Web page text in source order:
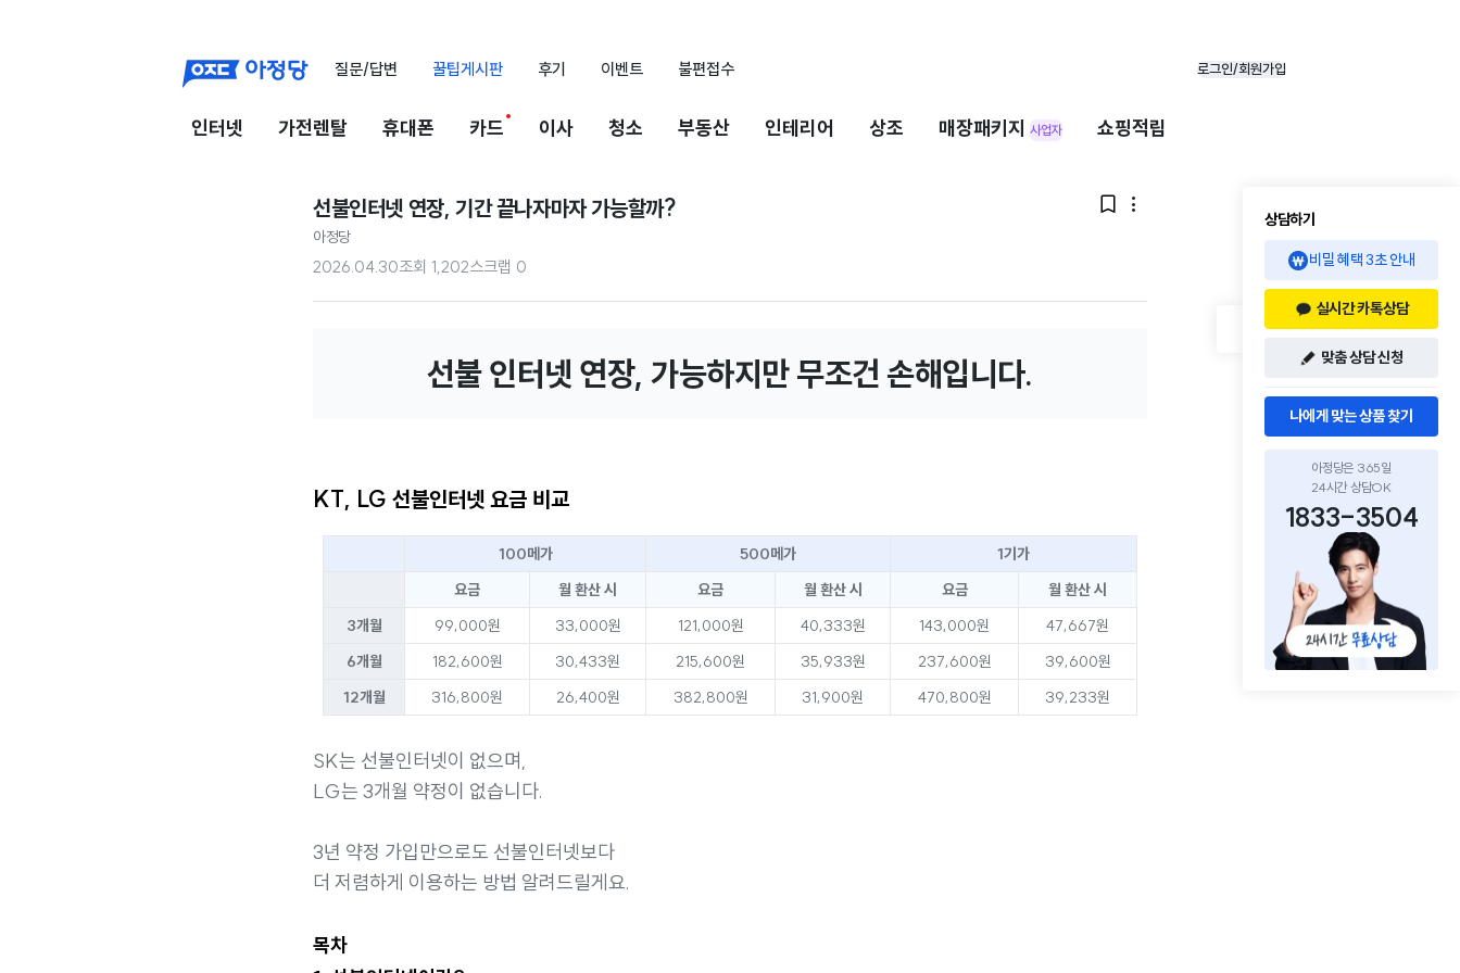
질문/답변 꿀팁게시판 후기 이벤트 불편접수 로그인/회원가입
인터넷 가전렌탈 휴대폰 카드 이사 청소 부동산 인테리어 상조 매장패키지 사업자 쇼핑적립
선불인터넷 연장, 기간 끝나자마자 가능할까?  
아정당
2026.04.30조회 1,202스크랩 0
선불 인터넷 연장, 가능하지만 무조건 손해입니다.
KT, LG 선불인터넷 요금 비교
100메가 500메가
1기가
요금
월 환산 시 요금 월 환산 시 요금
월 환산 시
3개월
99,000원 33,000원 121,000원 40,333원 143,000원
47,667원
6개월
182,600원 30,433원 215,600원 35,933원 237,600원
39,600원
12개월
316,800원 26,400원 382,800원 31,900원 470,800원 39,233원
SK는 선불인터넷이 없으며,
LG는 3개월 약정이 없습니다.
3년 약정 가입만으로도 선불인터넷보다
더 저렴하게 이용하는 방법 알려드릴게요.
목차
상담하기
비밀 혜택 3초 안내
실시간 카톡상담
맞춤 상담 신청
나에게 맞는 상품 찾기
아정당은 365일
24시간 상담OK
1833-3504